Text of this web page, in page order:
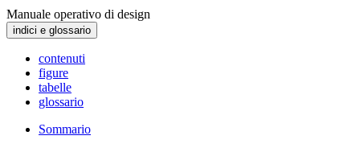
Manuale operativo di design
indici e glossario
contenuti
figure
tabelle
glossario
Sommario